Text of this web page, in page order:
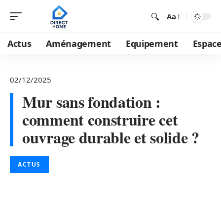
Aa
Actus Aménagement Equipement
02/12/2025
Mur sans fondation :
comment construire cet
ouvrage durable et solide ?
ACTUS